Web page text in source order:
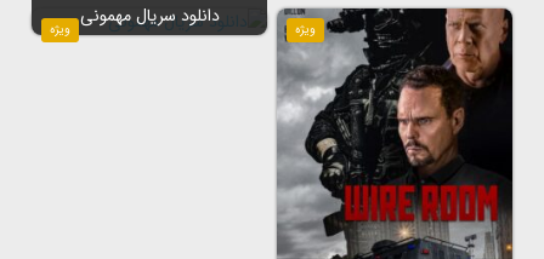
ویژه ویژه
دانلود سریال مهمونی